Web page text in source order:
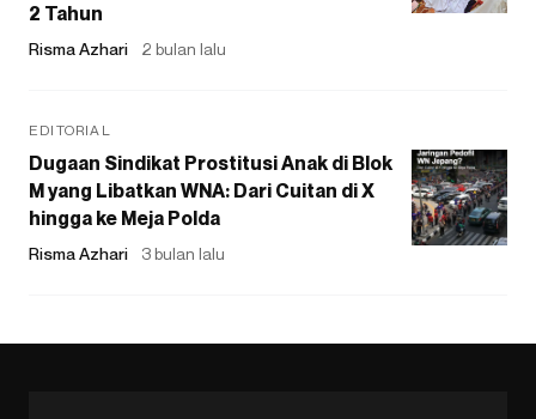
2 Tahun
Risma Azhari 2 bulan lalu
EDITORIAL
Dugaan Sindikat Prostitusi Anak di Blok
M yang Libatkan WNA: Dari Cuitan di X
hingga ke Meja Polda
Risma Azhari 3 bulan lalu